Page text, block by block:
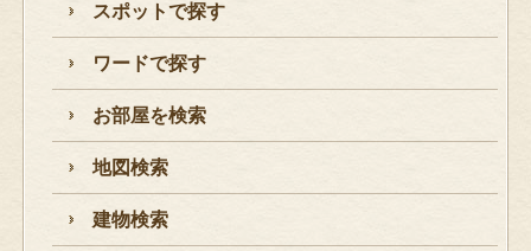
スポットで探す
ワードで探す
お部屋を検索
地図検索
建物検索